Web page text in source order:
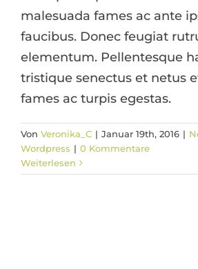
malesuada fames ac ante
faucibus. Donec feugiat
elementum. Pellentesque
tristique senectus et netus
fames ac turpis egestas.
Von Veronika_C | Januar 19th, 2016 |
Wordpress | 0 Kommentare
Weiterlesen